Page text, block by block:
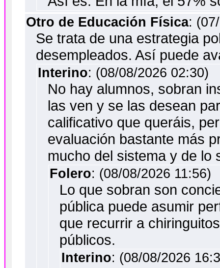
Otro de Educación Física:
Se trata de una estrategia
desempleados. Así puede
Interino: (08/08/2026 02:30)
No hay alumnos, sobran
las ven y se las desean
calificativo que queráis,
evaluación bastante más
mucho del sistema y de lo
Folero: (08/08/2026 11:56)
Lo que sobran son
pública puede asumir
que recurrir a
públicos.
Interino: (08/08/2026